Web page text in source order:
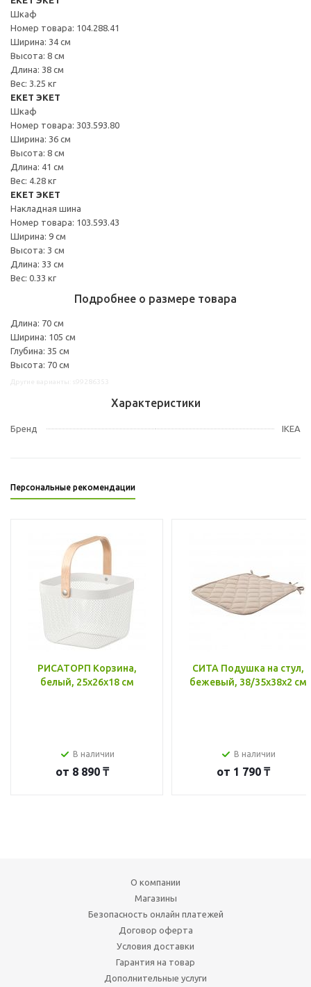
Шкаф
Номер товара: 104.288.41
Ширина: 34 см
Высота: 8 см
Длина: 38 см
Вес: 3.25 кг
EKET ЭКЕТ
Шкаф
Номер товара: 303.593.80
Ширина: 36 см
Высота: 8 см
Длина: 41 см
Вес: 4.28 кг
EKET ЭКЕТ
Накладная шина
Номер товара: 103.593.43
Ширина: 9 см
Высота: 3 см
Длина: 33 см
Вес: 0.33 кг
Подробнее о размере товара
Длина: 70 см
Ширина: 105 см
Глубина: 35 см
Высота: 70 см
Характеристики
Бренд IKEA
Персональные рекомендации
РИСАТОРП Корзина,
белый, 25x26x18 см
В наличии
от 8 890 ₸
СИТА Подушка на стул,
бежевый, 38/35x38x2 см
В наличии
от 1 790 ₸
О компании
Магазины
Безопасность онлайн платежей
Договор оферта
Условия доставки
Гарантия на товар
Дополнительные услуги